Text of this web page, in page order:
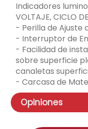
Indicadores
VOLTAJE, CICLO
- Perilla de Ajuste
- Interruptor de
- Facilidad de
sobre superficie
canaletas
- Carcasa de
Opiniones